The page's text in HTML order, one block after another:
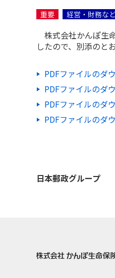
重要 経営・財務な
株式会社かんぽ生
したので、別添のと
PDFファイルのダ
PDFファイルのダ
PDFファイルのダ
PDFファイルのダ
日本郵政グループ